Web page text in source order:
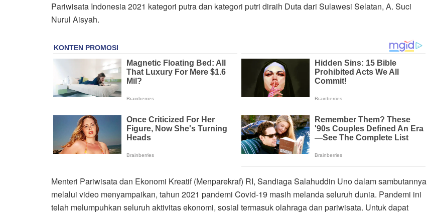
Pariwisata Indonesia 2021 kategori putra dan kategori putri diraih Duta dari Sulawesi Selatan, A. Suci
Nurul Aisyah.
Menteri Pariwisata dan Ekonomi Kreatif (Menparekraf) RI, Sandiaga Salahuddin Uno dalam sambutannya
melalui video menyampaikan, tahun 2021 pandemi Covid-19 masih melanda seluruh dunia. Pandemi ini
telah melumpuhkan seluruh aktivitas ekonomi, sosial termasuk olahraga dan pariwisata. Untuk dapat